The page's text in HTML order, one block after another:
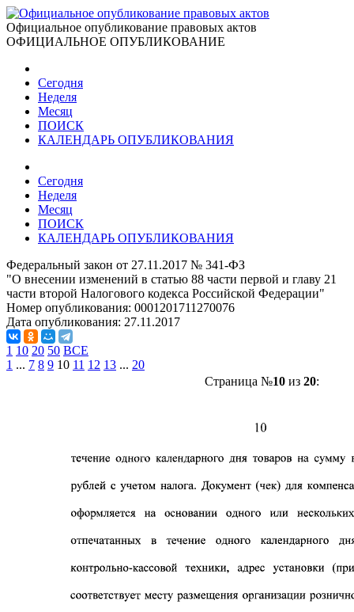
Официальное опубликование правовых актов
ОФИЦИАЛЬНОЕ ОПУБЛИКОВАНИЕ
Сегодня
Неделя
Месяц
ПОИСК
КАЛЕНДАРЬ ОПУБЛИКОВАНИЯ
Сегодня
Неделя
Месяц
ПОИСК
КАЛЕНДАРЬ ОПУБЛИКОВАНИЯ
Федеральный закон от 27.11.2017 № 341-ФЗ
"О внесении изменений в статью 88 части первой и главу 21
части второй Налогового кодекса Российской Федерации"
Номер опубликования: 0001201711270076
Дата опубликования: 27.11.2017
1 10 20 50 ВСЕ
1 ... 7 8 9 10 11 12 13 ... 20
Страница №10из 20: